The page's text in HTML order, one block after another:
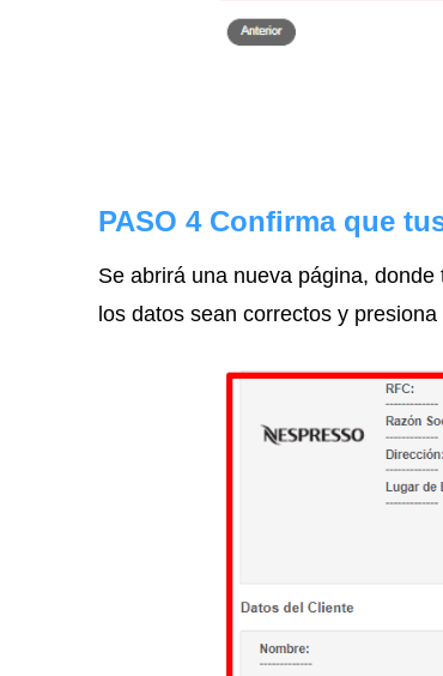
PASO 4 Confirma que
Se abrirá una nueva página,
los datos sean correctos y presiona